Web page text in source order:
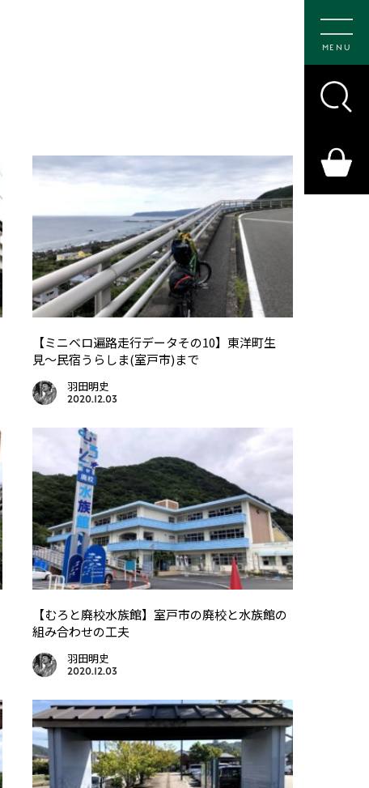
MENU
【ミニベロ遍路走行データその10】東洋町生
見〜民宿うらしま(室戸市)まで
羽田明史
2020.12.03
【むろと廃校水族館】室戸市の廃校と水族館の
組み合わせの工夫
羽田明史
2020.12.03